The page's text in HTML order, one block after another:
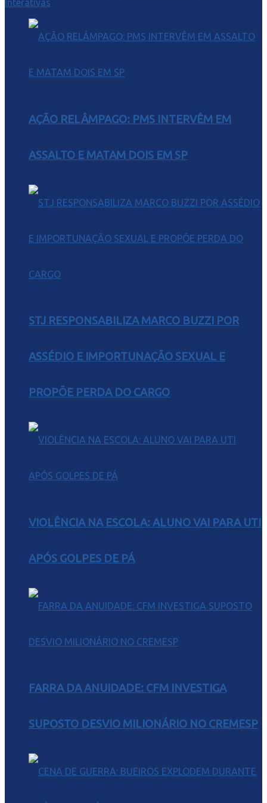
AÇÃO RELÂMPAGO: PMS INTERVÊM EM
ASSALTO E MATAM DOIS EM SP
STJ RESPONSABILIZA MARCO BUZZI POR
ASSÉDIO E IMPORTUNAÇÃO SEXUAL E
PROPÕE PERDA DO CARGO
VIOLÊNCIA NA ESCOLA: ALUNO VAI PARA UTI
APÓS GOLPES DE PÁ
FARRA DA ANUIDADE: CFM INVESTIGA
SUPOSTO DESVIO MILIONÁRIO NO CREMESP
Interativas